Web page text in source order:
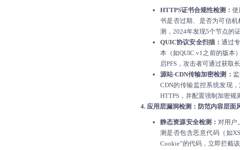
HTTPS证书合规性检测：使
书是否过期、是否为可信
测，2024年发现5个节点的
QUIC协议安全扫描：通过
本（如QUIC v1之前的版本
启PFS，攻击者可通过获取
源站-CDN传输加密检测：
CDN的传输监控系统发现
HTTPS，并配置强制加密规
4. 应用层漏洞检测：防范内容层面
静态资源安全检测：对用户
测是否包含恶意代码（如
Cookie”的代码，立即拦截